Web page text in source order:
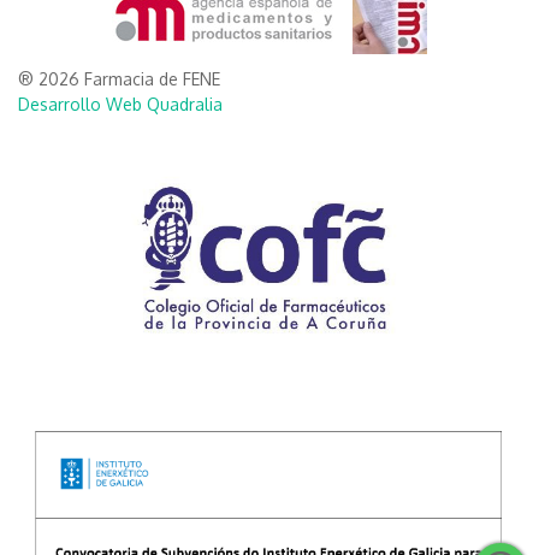
® 2026 Farmacia de FENE
Desarrollo Web Quadralia